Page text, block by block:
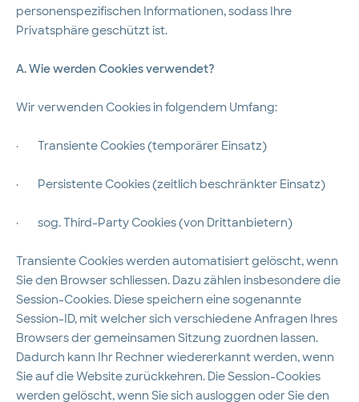
personenspezifischen Informationen, sodass Ihre
Privatsphäre geschützt ist.
A. Wie werden Cookies verwendet?
Wir verwenden Cookies in folgendem Umfang:
· Transiente Cookies (temporärer Einsatz)
· Persistente Cookies (zeitlich beschränkter Einsatz)
· sog. Third-Party Cookies (von Drittanbietern)
Transiente Cookies werden automatisiert gelöscht, wenn
Sie den Browser schliessen. Dazu zählen insbesondere die
Session-Cookies. Diese speichern eine sogenannte
Session-ID, mit welcher sich verschiedene Anfragen Ihres
Browsers der gemeinsamen Sitzung zuordnen lassen.
Dadurch kann Ihr Rechner wiedererkannt werden, wenn
Sie auf die Website zurückkehren. Die Session-Cookies
werden gelöscht, wenn Sie sich ausloggen oder Sie den